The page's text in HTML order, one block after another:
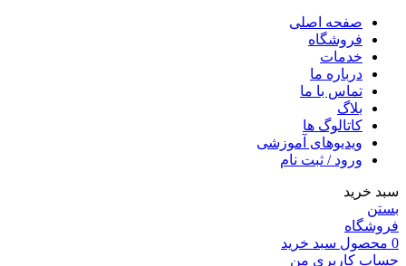
صفحه اصلی
فروشگاه
خدمات
درباره ما
تماس با ما
بلاگ
کاتالوگ ها
ویدیوهای آموزشی
ورود / ثبت نام
سبد خرید
بستن
فروشگاه
0 محصول سبد خرید
حساب کاربری من